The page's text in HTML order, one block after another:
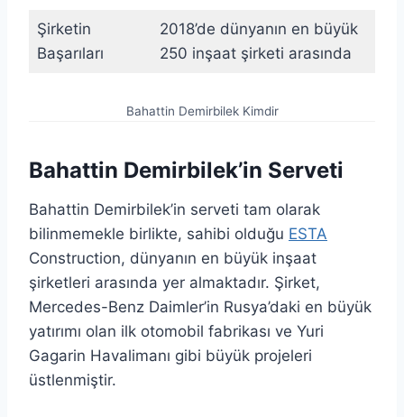
Şirketin
Başarıları
2018’de dünyanın en büyük
250 inşaat şirketi arasında
Bahattin Demirbilek Kimdir
Bahattin Demirbilek’in Serveti
Bahattin Demirbilek’in serveti tam olarak
bilinmemekle birlikte, sahibi olduğu ESTA
Construction, dünyanın en büyük inşaat
şirketleri arasında yer almaktadır. Şirket,
Mercedes-Benz Daimler’in Rusya’daki en büyük
yatırımı olan ilk otomobil fabrikası ve Yuri
Gagarin Havalimanı gibi büyük projeleri
üstlenmiştir.